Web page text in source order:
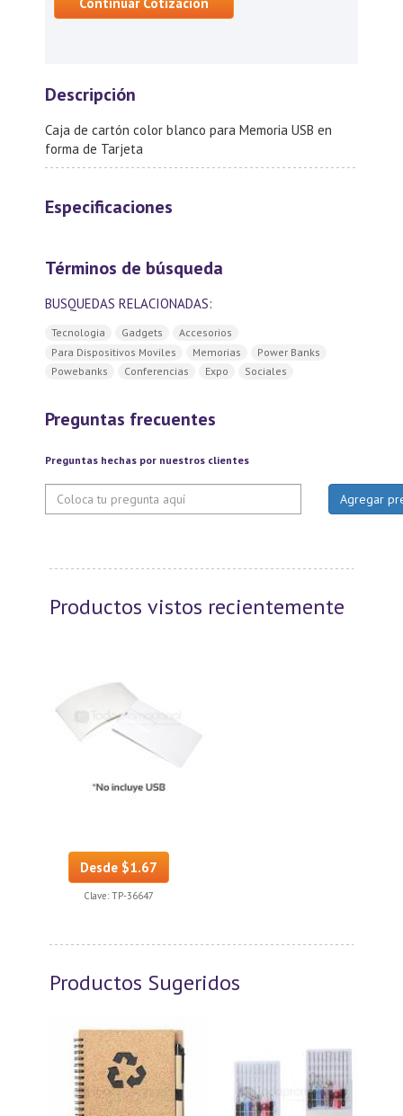
Descripción
Caja de cartón color blanco para Memoria USB en
forma de Tarjeta
Especificaciones
Términos de búsqueda
BUSQUEDAS RELACIONADAS:
Tecnologia Gadgets
Accesorios
Para Dispositivos Moviles
Memorias
Power Banks
Powebanks
Conferencias Expo Sociales
Preguntas frecuentes
Preguntas hechas por nuestros clientes
Productos vistos recientemente
Desde $1.67
Clave: TP-36647
Productos Sugeridos